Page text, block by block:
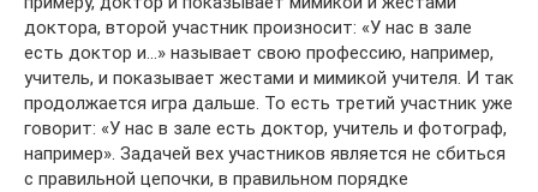
доктора, второй участник произносит: «У нас в зале
есть доктор и…» называет свою профессию, например,
учитель, и показывает жестами и мимикой учителя. И так
продолжается игра дальше. То есть третий участник уже
говорит: «У нас в зале есть доктор, учитель и фотограф,
например». Задачей вех участников является не сбиться
с правильной цепочки, в правильном порядке